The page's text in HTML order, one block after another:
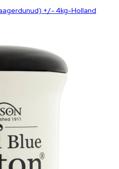
+/- 4kg-Holland